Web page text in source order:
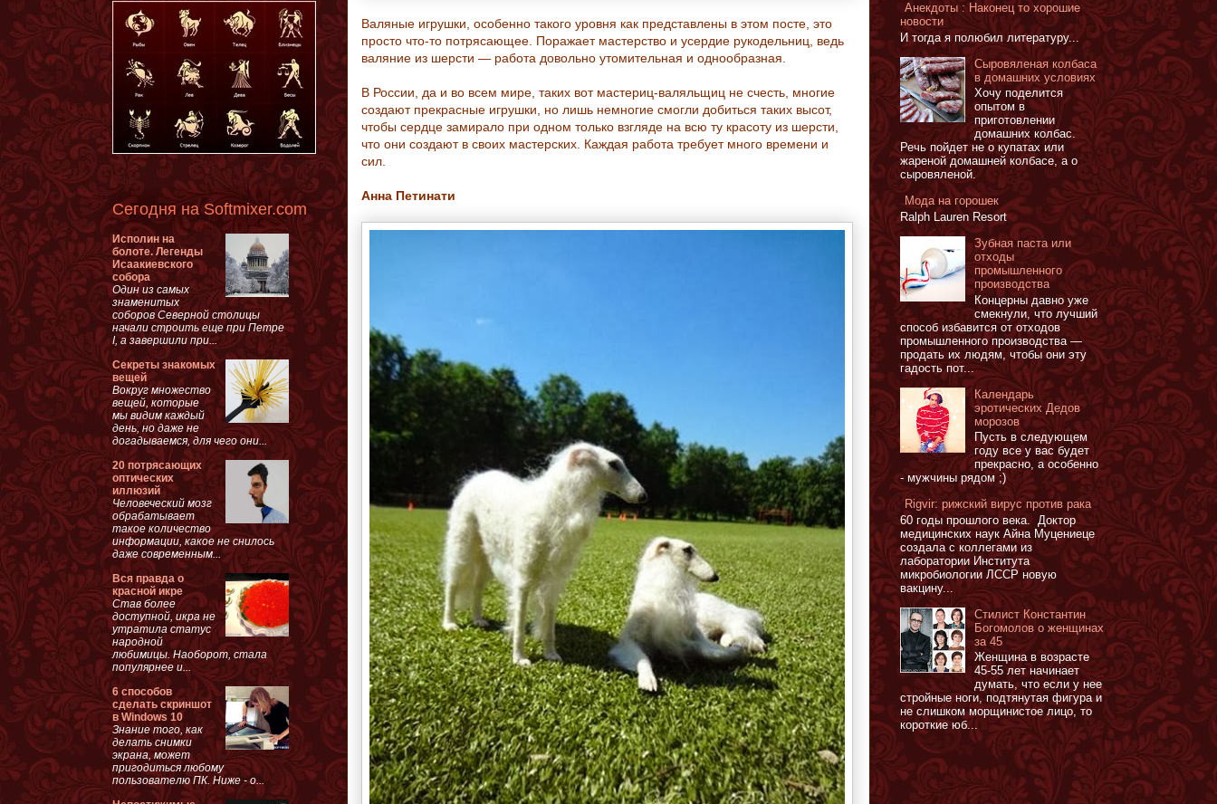
Валяные игрушки, особенно такого уровня как представлены в этом посте, это
просто что-то потрясающее. Поражает мастерство и усердие рукодельниц, ведь
валяние из шерсти — работа довольно утомительная и однообразная.
В России, да и во всем мире, таких вот мастериц-валяльщиц не счесть, многие
создают прекрасные игрушки, но лишь немногие смогли добиться таких высот,
чтобы сердце замирало при одном только взгляде на всю ту красоту из шерсти,
что они создают в своих мастерских. Каждая работа требует много времени и
сил.
Анна Петинати
Сегодня на Softmixer.com
Исполин на
болоте. Легенды
Исаакиевского
собора
Один из самых
знаменитых
соборов Северной столицы
начали строить еще при Петре
I, а завершили при...
Секреты знакомых
вещей
Вокруг множество
вещей, которые
мы видим каждый
день, но даже не
догадываемся, для чего они...
20 потрясающих
оптических
иллюзий
Человеческий мозг
обрабатывает
такое количество
информации, какое не снилось
даже современным...
Вся правда о
красной икре
Став более
доступной, икра не
утратила статус
народной
любимицы. Наоборот, стала
популярнее и...
6 способов
сделать скриншот
в Windows 10
Знание того, как
делать снимки
экрана, может
пригодиться любому
пользователю ПК. Ниже - о...
Анекдоты : Наконец то хорошие
новости
И тогда я полюбил литературу...
Сыровяленая колбаса
в домашних условиях
Хочу поделится
опытом в
приготовлении
домашних колбас.
Речь пойдет не о купатах или
жареной домашней колбасе, а о
сыровяленой.
Мода на горошек
Ralph Lauren Resort
Зубная паста или
отходы
промышленного
производства
Концерны давно уже
смекнули, что лучший
способ избавится от отходов
промышленного производства —
продать их людям, чтобы они эту
гадость пот...
Календарь
эротических Дедов
морозов
Пусть в следующем
году все у вас будет
прекрасно, а особенно
- мужчины рядом ;)
Rigvir: рижский вирус против рака
60 годы прошлого века. Доктор
медицинских наук Айна Муцениеце
создала с коллегами из
лаборатории Института
микробиологии ЛССР новую
вакцину...
Стилист Константин
Богомолов о женщинах
за 45
Женщина в возрасте
45-55 лет начинает
думать, что если у нее
стройные ноги, подтянутая фигура и
не слишком морщинистое лицо, то
короткие юб...